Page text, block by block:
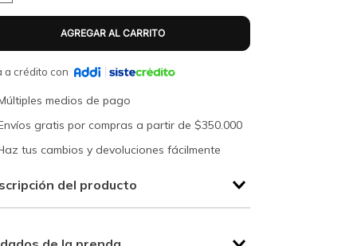
a crédito con
medios de pago
gratis por compras a partir de $350.000
tus cambios y devoluciones fácilmente
del producto